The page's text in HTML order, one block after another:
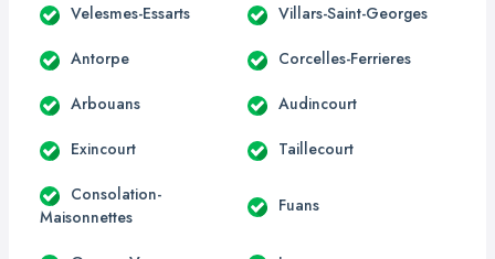
Velesmes-Essarts Villars-Saint-Georges
Antorpe Corcelles-Ferrieres
Arbouans Audincourt
Exincourt Taillecourt
Consolation-
Maisonnettes
Fuans